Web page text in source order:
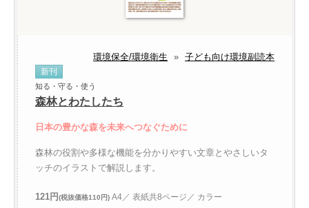
環境保全/環境衛生 » 子ども向け環境副読本
新刊
知る・守る・使う
森林とわたしたち
日本の豊かな森を未来へつなぐために
森林の役割や多様な機能を分かりやすい文章とやさしいタ
ッチのイラストで解説します。
121円(税抜価格110円) A4／ 表紙共8ページ／ カラー